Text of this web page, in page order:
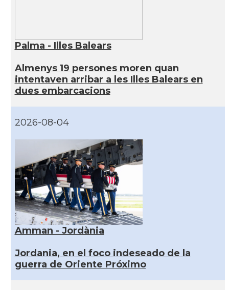
Palma - Illes Balears
Almenys 19 persones moren quan
intentaven arribar a les Illes Balears en
dues embarcacions
2026-08-04
Amman - Jordània
Jordania, en el foco indeseado de la
guerra de Oriente Próximo